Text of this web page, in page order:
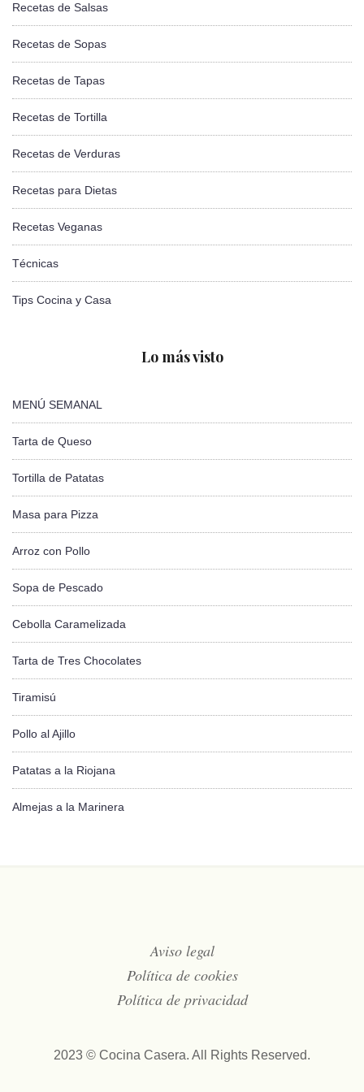
Recetas de Salsas
Recetas de Sopas
Recetas de Tapas
Recetas de Tortilla
Recetas de Verduras
Recetas para Dietas
Recetas Veganas
Técnicas
Tips Cocina y Casa
Lo más visto
MENÚ SEMANAL
Tarta de Queso
Tortilla de Patatas
Masa para Pizza
Arroz con Pollo
Sopa de Pescado
Cebolla Caramelizada
Tarta de Tres Chocolates
Tiramisú
Pollo al Ajillo
Patatas a la Riojana
Almejas a la Marinera
Aviso legal
Política de cookies
Política de privacidad
2023 © Cocina Casera. All Rights Reserved.